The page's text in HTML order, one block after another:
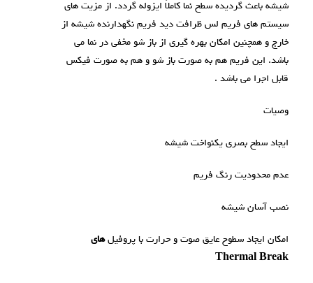
شیشه باعث گردیده سطح نما کاملاً ایزوله گردد. از مزیت های
سیستم های فریم لس ظرافت دید فریم نگهدارنده شیشه از
خارج و همچنین امکان بهره گیری از باز شو مخفی در نما می
باشد. این فریم هم به صورت باز شو و هم به صورت فيکس
قابل اجرا می باشد .
وصيات
ایجاد سطح بصری یکنواخت شیشه
عدم محدودیت رنگ فریم
نصب آسان شیشه
امکان ایجاد سطوح عایق صوت و حرارت با پروفیلهای
Thermal Break